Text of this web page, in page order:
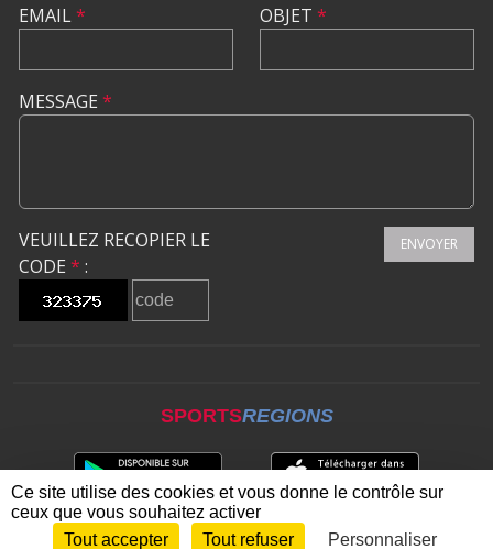
EMAIL* OBJET *
MESSAGE *
VEUILLEZ RECOPIER LE
CODE * :
ENVOYER
SPORTSREGIONS
Envie de participer ? CONNEXION
Ce site utilise des cookies et vous donne le contrôle sur
ceux que vous souhaitez activer
Tout accepter
Tout refuser Personnaliser